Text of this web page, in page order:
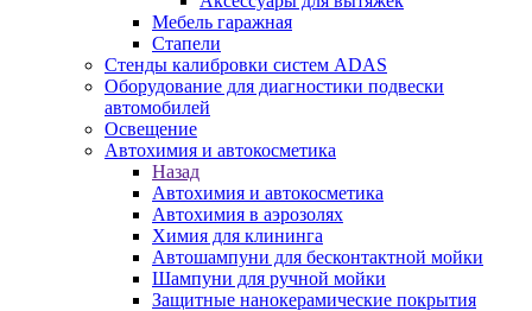
Мебель гаражная
Стапели
Стенды калибровки систем ADAS
Оборудование для диагностики подвески
автомобилей
Освещение
Автохимия и автокосметика
Назад
Автохимия и автокосметика
Автохимия в аэрозолях
Химия для клининга
Автошампуни для бесконтактной мойки
Шампуни для ручной мойки
Защитные нанокерамические покрытия